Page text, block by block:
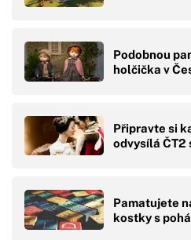
Podobnou
holčička v
Připravte si
odvysílá
Pamatujete
kostky s